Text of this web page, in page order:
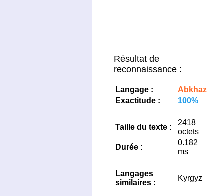
Résultat de
reconnaissance :
Langage :
Abkhaz
Exactitude :
100%
Taille du texte :
2418
octets
Durée :
0.182
ms
Langages
similaires :
Kyrgyz